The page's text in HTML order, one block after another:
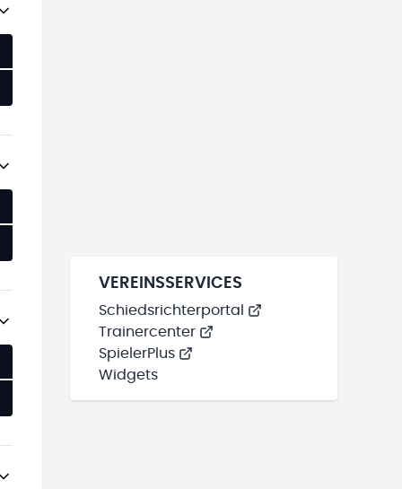
VEREINSSERVICES
Schiedsrichterportal
Trainercenter
SpielerPlus
Widgets